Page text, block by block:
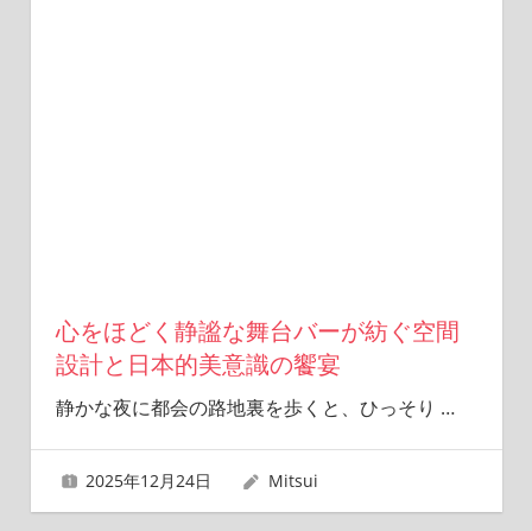
心をほどく静謐な舞台バーが紡ぐ空間
設計と日本的美意識の饗宴
静かな夜に都会の路地裏を歩くと、ひっそり …
2025年12月24日 Mitsui